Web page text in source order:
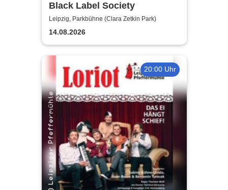
Black Label Society
Leipzig, Parkbühne (Clara Zetkin Park)
14.08.2026
20:00 Uhr